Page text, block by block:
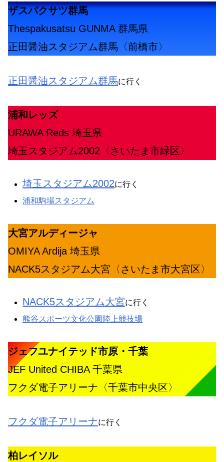
ザスパクサツ群馬
Thespakusatsu GUNMA 群馬県
正田醤油スタジアム群馬〈前橋市〉
正田醤油スタジアム群馬に行く
浦和レッズ
URAWA Reds 埼玉県
埼玉スタジアム2002〈さいたま市緑区〉
埼玉スタジアム2002に行く
浦和駒場スタジアム
大宮アルディージャ
OMIYA Ardija 埼玉県
NACK5スタジアム大宮〈さいたま市大宮区〉
NACK5スタジアム大宮に行く
熊谷スポーツ文化公園陸上競技場
ジェフユナイテッド市原・千葉
JEF United CHIBA 千葉県
フクダ電子アリーナ〈千葉市中央区〉
フクダ電子アリーナに行く
柏レイソル